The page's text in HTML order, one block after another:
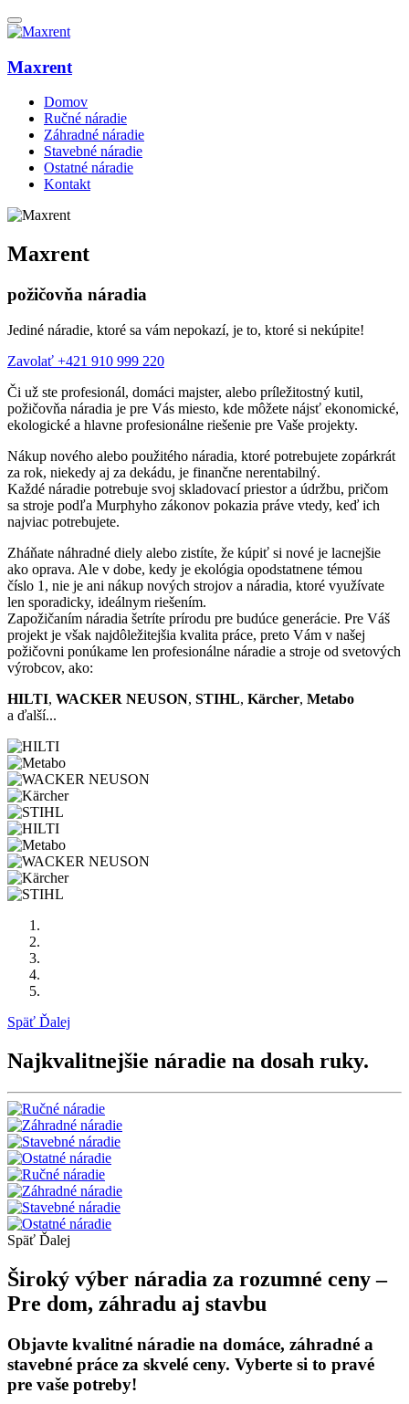
Maxrent
Domov
Ručné náradie
Záhradné náradie
Stavebné náradie
Ostatné náradie
Kontakt
Maxrent
požičovňa náradia
Jediné náradie, ktoré sa vám nepokazí, je to, ktoré si nekúpite!
Zavolať +421 910 999 220
Či už ste profesionál, domáci majster, alebo príležitostný kutil,
požičovňa náradia je pre Vás miesto, kde môžete nájsť ekonomické,
ekologické a hlavne profesionálne riešenie pre Vaše projekty.
Nákup nového alebo použitého náradia, ktoré potrebujete zopárkrát
za rok, niekedy aj za dekádu, je finančne nerentabilný.
Každé náradie potrebuje svoj skladovací priestor a údržbu, pričom
sa stroje podľa Murphyho zákonov pokazia práve vtedy, keď ich
najviac potrebujete.
Zháňate náhradné diely alebo zistíte, že kúpiť si nové je lacnejšie
ako oprava. Ale v dobe, kedy je ekológia opodstatnene témou
číslo 1, nie je ani nákup nových strojov a náradia, ktoré využívate
len sporadicky, ideálnym riešením.
Zapožičaním náradia šetríte prírodu pre budúce generácie. Pre Váš
projekt je však najdôležitejšia kvalita práce, preto Vám v našej
požičovni ponúkame len profesionálne náradie a stroje od svetových
výrobcov, ako:
HILTI, WACKER NEUSON, STIHL, Kärcher, Metabo
a ďalší...
Späť Ďalej
Najkvalitnejšie náradie na dosah ruky.
Späť Ďalej
Široký výber náradia za rozumné ceny –
Pre dom, záhradu aj stavbu
Objavte kvalitné náradie na domáce, záhradné a
stavebné práce za skvelé ceny. Vyberte si to pravé
pre vaše potreby!